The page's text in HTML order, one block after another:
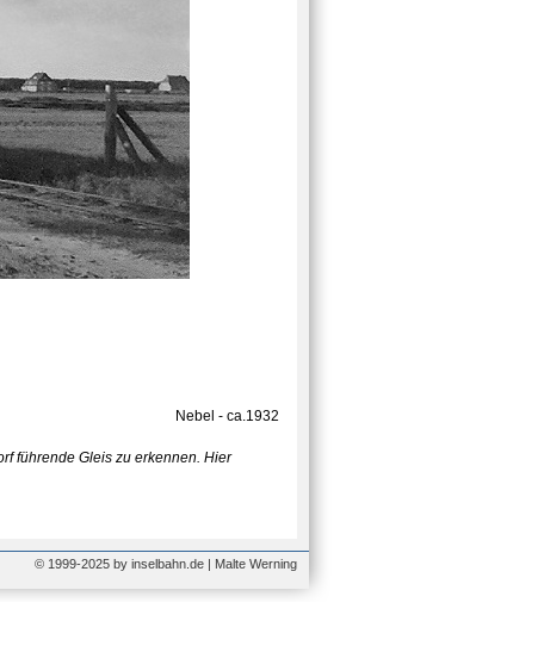
Nebel - ca.1932
führende Gleis zu erkennen. Hier
© 1999-2025 by inselbahn.de | Malte Werning